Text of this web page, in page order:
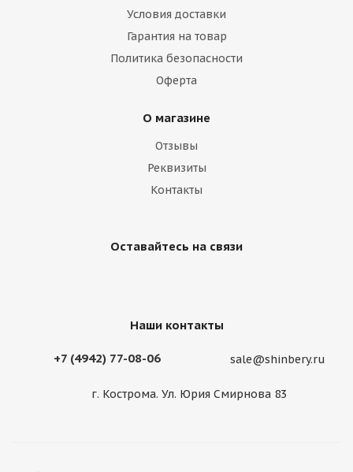
Условия доставки
Гарантия на товар
Политика безопасности
Оферта
О магазине
Отзывы
Реквизиты
Контакты
Оставайтесь на связи
Наши контакты
+7 (4942) 77-08-06 sale@shinbery.ru
г. Кострома. Ул. Юрия Смирнова 83